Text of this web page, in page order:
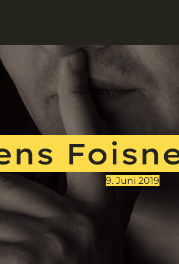
9. Juni 2019